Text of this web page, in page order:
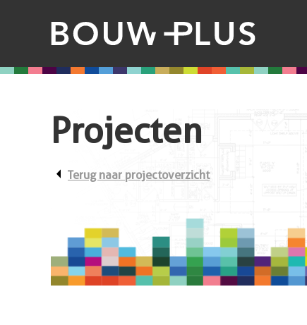
Projecten
arrow_left Terug naar projectoverzicht